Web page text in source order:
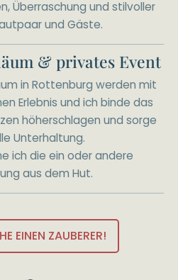
Überraschung und stilvoller
und Gäste.
& privates Event
in Rottenburg werden mit
Erlebnis und ich binde das
höherschlagen und sorge
Unterhaltung.
ich die ein oder andere
aus dem Hut.
EINEN ZAUBERER!